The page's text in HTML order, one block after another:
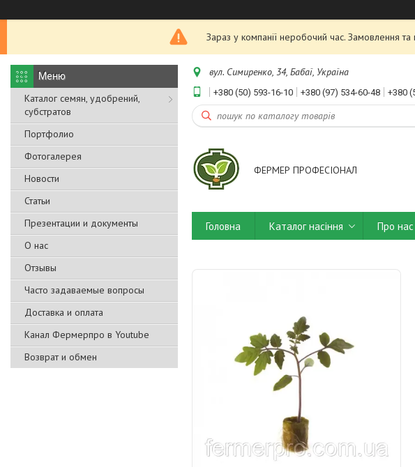
Зараз у компанії неробочий час. Замовлення
Каталог семян, удобрений,
субстратов
Портфолио
Фотогалерея
Новости
Статьи
Презентации и документы
О нас
Отзывы
Часто задаваемые вопросы
Доставка и оплата
Канал Фермерпро в Youtube
Возврат и обмен
вул. Симиренко, 34, Бабаї, Україна
+380 (50) 593-16-10 +380 (97) 534-60-48 +380
ФЕРМЕР ПРОФЕСІОНАЛ
Головна Каталог насіння Про нас